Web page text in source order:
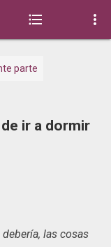
 
parte
ir a dormir
las cosas